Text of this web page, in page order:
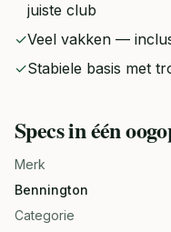
juiste club
✓Veel vakken —
✓Stabiele basis met
Specs in één
Merk
Bennington
Categorie